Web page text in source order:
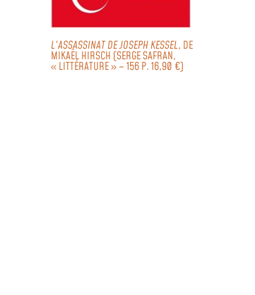
L’ASSASSINAT DE JOSEPH KESSEL, DE
MIKAËL HIRSCH (SERGE SAFRAN,
« LITTÉRATURE » – 156 P. 16,90 €)